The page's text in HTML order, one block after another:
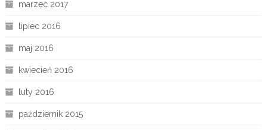
marzec 2017
lipiec 2016
maj 2016
kwiecień 2016
luty 2016
październik 2015